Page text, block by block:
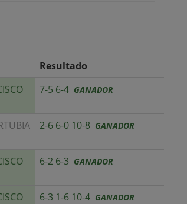
Resultado
7-5 6-4 GANADOR
2-6 6-0 10-8 GANADOR
6-2 6-3 GANADOR
6-3 1-6 10-4 GANADOR